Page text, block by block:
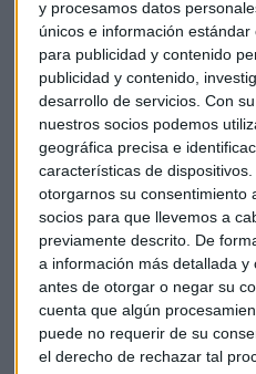
y procesamos datos
únicos e información
para publicidad y contenido
publicidad y contenido,
desarrollo de servicios. Con
nuestros socios podemos
geográfica precisa e
características de
otorgarnos su consentimiento
socios para que llevemos a
previamente descrito. De
a información más detallada
antes de otorgar o negar su
cuenta que algún
puede no requerir de su
el derecho de rechazar tal
mejor", añade.
Tres de cada diez inversores
contar con buenas prácticas
social y de buen gobierno
podría justificar un
compañías del 50% o superior.
Los retos de la ESG
Esta tendencia, cada vez más
riesgos, uno de ellos es el
del marketing, el 'marketing
uno de los retos a los que la